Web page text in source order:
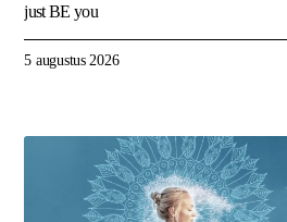
just BE you
5 augustus 2026